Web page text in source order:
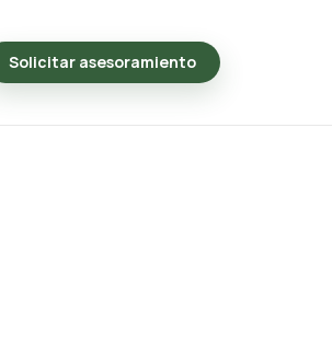
Solicitar asesoramiento